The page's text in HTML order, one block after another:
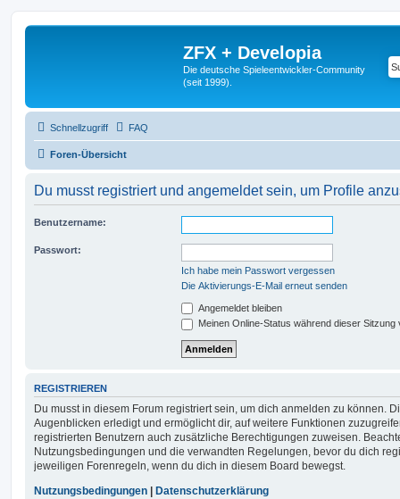
ZFX + Developia
Die deutsche Spieleentwickler-Community
(seit 1999).
Schnellzugriff FAQ
Foren-Übersicht
Du musst registriert und angemeldet sein, um Profile
Benutzername:
Passwort:
Ich habe mein Passwort vergessen
Die Aktivierungs-E-Mail erneut senden
Angemeldet bleiben
Meinen Online-Status während dieser Sitzung
REGISTRIEREN
Du musst in diesem Forum registriert sein, um dich anmelden zu können.
Augenblicken erledigt und ermöglicht dir, auf weitere Funktionen
registrierten Benutzern auch zusätzliche Berechtigungen zuweisen.
Nutzungsbedingungen und die verwandten Regelungen, bevor du dich
jeweiligen Forenregeln, wenn du dich in diesem Board bewegst.
Nutzungsbedingungen
Datenschutzerklärung